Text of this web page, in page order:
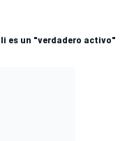
es un "verdadero activo"